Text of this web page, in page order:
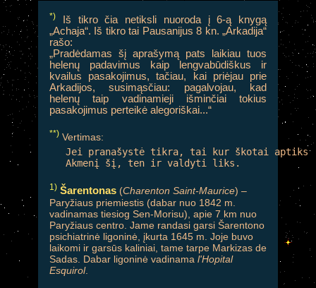
*) Iš tikro čia netiksli nuoroda į 6-ą knygą
„Achaja“. Iš tikro tai Pausanijus 8 kn. „Arkadija“
rašo:
„Pradėdamas šį aprašymą pats laikiau tuos
helenų padavimus kaip lengvabūdiškus ir
kvailus pasakojimus, tačiau, kai priėjau prie
Arkadijos, susimąsčiau: pagalvojau, kad
helenų taip vadinamieji išminčiai tokius
pasakojimus perteikė alegoriškai...“
**) Vertimas:
Jei pranašystė tikra, tai kur škotai aptiks
Akmenį šį, ten ir valdyti liks.
1) Šarentonas (Charenton Saint-Maurice) –
Paryžiaus priemiestis (dabar nuo 1842 m.
vadinamas tiesiog Sen-Morisu), apie 7 km nuo
Paryžiaus centro. Jame randasi garsi Šarentono
psichiatrinė ligoninė, įkurta 1645 m. Joje buvo
laikomi ir garsūs kaliniai, tame tarpe Markizas de
Sadas. Dabar ligoninė vadinama l'Hopital
Esquirol.